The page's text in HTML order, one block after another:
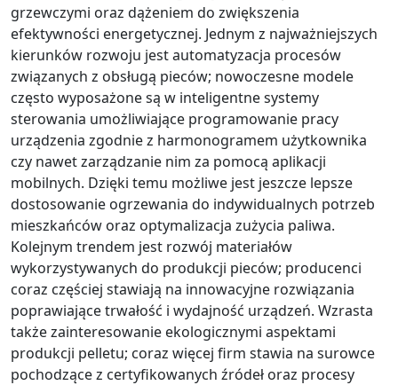
grzewczymi oraz dążeniem do zwiększenia
efektywności energetycznej. Jednym z najważniejszych
kierunków rozwoju jest automatyzacja procesów
związanych z obsługą pieców; nowoczesne modele
często wyposażone są w inteligentne systemy
sterowania umożliwiające programowanie pracy
urządzenia zgodnie z harmonogramem użytkownika
czy nawet zarządzanie nim za pomocą aplikacji
mobilnych. Dzięki temu możliwe jest jeszcze lepsze
dostosowanie ogrzewania do indywidualnych potrzeb
mieszkańców oraz optymalizacja zużycia paliwa.
Kolejnym trendem jest rozwój materiałów
wykorzystywanych do produkcji pieców; producenci
coraz częściej stawiają na innowacyjne rozwiązania
poprawiające trwałość i wydajność urządzeń. Wzrasta
także zainteresowanie ekologicznymi aspektami
produkcji pelletu; coraz więcej firm stawia na surowce
pochodzące z certyfikowanych źródeł oraz procesy